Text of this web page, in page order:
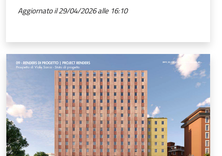
Aggiornato il 29/04/2026 alle 16:10